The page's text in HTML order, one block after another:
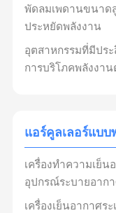
พัดลมเพดานขนาด
ประหยัดพลังงาน
อุตสาหกรรมที่มีปร
การบริโภคพลังงา
แอร์คูลเลอร์แบบ
เครื่องทําความเย็
อุปกรณ์ระบายอาก
เครื่องเย็นอากาศร